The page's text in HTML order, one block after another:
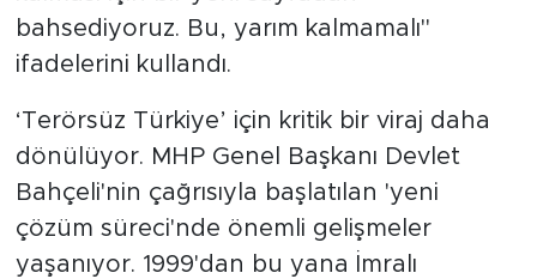
bahsediyoruz. Bu, yarım kalmamalı"
ifadelerini kullandı.
‘Terörsüz Türkiye’ için kritik bir viraj daha
dönülüyor. MHP Genel Başkanı Devlet
Bahçeli'nin çağrısıyla başlatılan 'yeni
çözüm süreci'nde önemli gelişmeler
yaşanıyor. 1999'dan bu yana İmralı